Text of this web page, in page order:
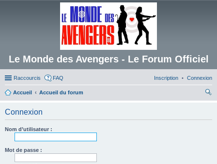
Le Monde des Avengers - Le Forum Officiel
Raccourcis FAQ Connexion
Inscription
Accueil
Accueil du forum
Connexion
Nom d’utilisateur :
Mot de passe :